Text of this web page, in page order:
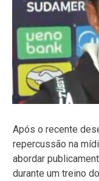
Após o recente
repercussão na
abordar
durante um treino